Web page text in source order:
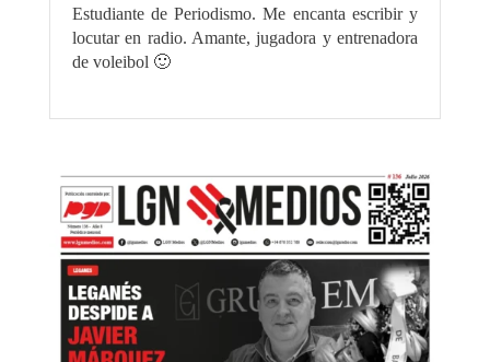
Estudiante de Periodismo. Me encanta escribir y
locutar en radio. Amante, jugadora y entrenadora
de voleibol 🙂